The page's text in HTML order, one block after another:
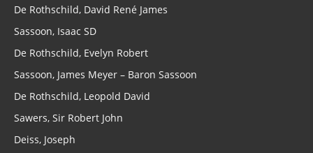
De Rothschild, David René James
Sassoon, Isaac SD
De Rothschild, Evelyn Robert
Sassoon, James Meyer – Baron Sassoon
De Rothschild, Leopold David
Sawers, Sir Robert John
Deiss, Joseph